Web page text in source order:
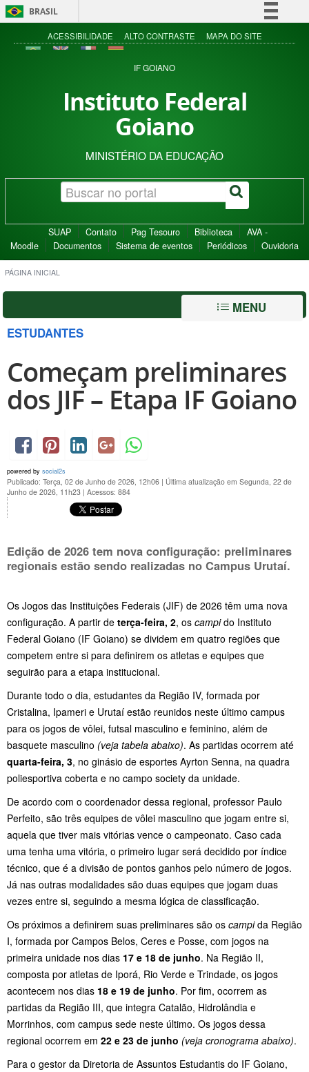
BRASIL
Simplifique!
Acesso à informação
ACESSIBILIDADE ALTO CONTRASTE MAPA DO SITE
IF GOIANO
Instituto Federal
Goiano
MINISTÉRIO DA EDUCAÇÃO
SUAP Contato Pag Tesouro Biblioteca
AVA -
Moodle
Documentos Sistema de eventos Periódicos Ouvidoria
PÁGINA INICIAL
MENU
ESTUDANTES
Começam preliminares
dos JIF – Etapa IF Goiano
powered by social2s
Publicado: Terça, 02 de Junho de 2026, 12h06 | Última atualização em Segunda, 22 de
Junho de 2026, 11h23 | Acessos: 884
Edição de 2026 tem nova configuração: preliminares
regionais estão sendo realizadas no Campus Urutaí.
Os Jogos das Instituições Federais (JIF) de 2026 têm uma nova
configuração. A partir de terça-feira, 2, os campido Instituto
Federal Goiano (IF Goiano) se dividem em quatro regiões que
competem entre si para definirem os atletas e equipes que
seguirão para a etapa institucional.
Durante todo o dia, estudantes da Região IV, formada por
Cristalina, Ipameri e Urutaí estão reunidos neste último campus
para os jogos de vôlei, futsal masculino e feminino, além de
basquete masculino (veja tabela abaixo). As partidas ocorrem até
quarta-feira, 3, no ginásio de esportes Ayrton Senna, na quadra
poliesportiva coberta e no campo society da unidade.
De acordo com o coordenador dessa regional, professor Paulo
Perfeito, são três equipes de vôlei masculino que jogam entre si,
aquela que tiver mais vitórias vence o campeonato. Caso cada
uma tenha uma vitória, o primeiro lugar será decidido por índice
técnico, que é a divisão de pontos ganhos pelo número de jogos.
Já nas outras modalidades são duas equipes que jogam duas
vezes entre si, seguindo a mesma lógica de classificação.
Os próximos a definirem suas preliminares são os campida Região
I, formada por Campos Belos, Ceres e Posse, com jogos na
primeira unidade nos dias 17 e 18 de junho. Na Região II,
composta por atletas de Iporá, Rio Verde e Trindade, os jogos
acontecem nos dias 18 e 19 de junho. Por fim, ocorrem as
partidas da Região III, que integra Catalão, Hidrolândia e
Morrinhos, com campus sede neste último. Os jogos dessa
regional ocorrem em 22 e 23 de junho (veja cronograma abaixo).
Para o gestor da Diretoria de Assuntos Estudantis do IF Goiano,